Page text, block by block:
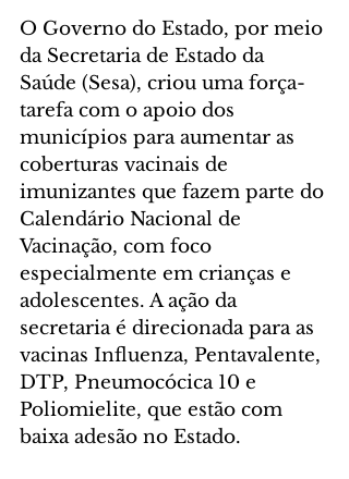
O Governo do Estado, por meio
da Secretaria de Estado da
Saúde (Sesa), criou uma força-
tarefa com o apoio dos
municípios para aumentar as
coberturas vacinais de
imunizantes que fazem parte do
Calendário Nacional de
Vacinação, com foco
especialmente em crianças e
adolescentes. A ação da
secretaria é direcionada para as
vacinas Influenza, Pentavalente,
DTP, Pneumocócica 10 e
Poliomielite, que estão com
baixa adesão no Estado.